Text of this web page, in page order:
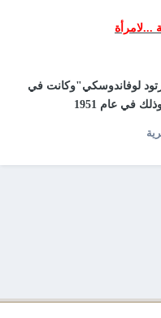
لوفاندوسكي"وكانت في
في عام 1951